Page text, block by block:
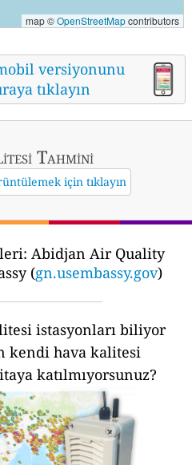
map ©OpenStreetMapcontributors
versiyonunu
tıklayın
Tahmini
için tıklayın
Abidjan Air Quality
(gn.usembassy.gov)
istasyonları biliyor
kendi hava kalitesi
katılmıyorsunuz?